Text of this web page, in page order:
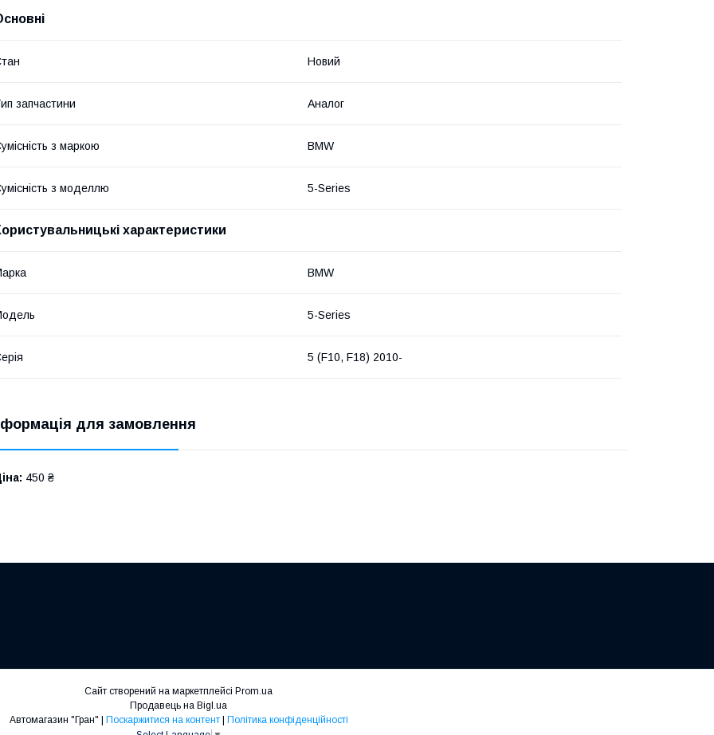
Новий
запчастини Аналог
з маркою BMW
з моделлю 5-Series
характеристики
BMW
5-Series
5 (F10, F18) 2010-
для замовлення
450 ₴
Сайт створений на маркетплейсі Prom.ua
Продавець на Bigl.ua
Автомагазин "Гран" | Поскаржитися на контент | Політика конфіденційності